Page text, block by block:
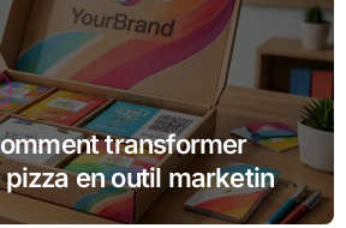
transformer
en outil marketing